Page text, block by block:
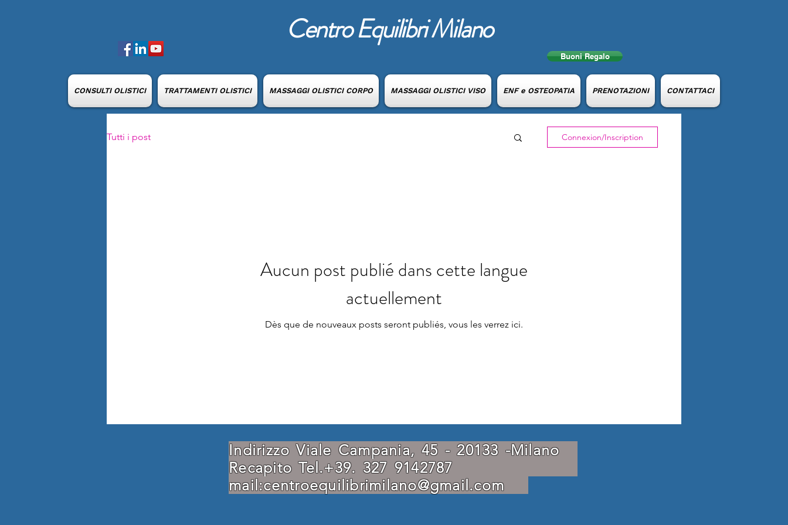
Centro Equilibri Milano
Buoni Regalo
CONSULTI OLISTICI TRATTAMENTI OLISTICI MASSAGGI OLISTICI CORPO MASSAGGI OLISTICI VISO ENF e OSTEOPATIA PRENOTAZIONI CONTATTACI
Tutti i post Connexion/Inscription
Aucun post publié dans cette langue
actuellement
Dès que de nouveaux posts seront publiés, vous les verrez ici.
Indirizzo Viale Campania, 45 - 20133 -Milano
Recapito Tel.+39. 327 9142787
mail:centroequilibrimilano@gmail.com